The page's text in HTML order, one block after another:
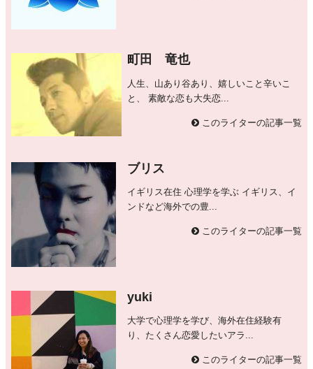
町田 竜也
人生、山あり谷あり、嬉しいこと辛いこ
と、 素敵な恋も大失恋...
このライターの記事一覧
ブリス
イギリス在住 心理学を学ぶ イギリス、イ
ンドなど海外での豊...
このライターの記事一覧
yuki
大学で心理学を学び、海外在住経験有
り、たくさん恋愛したいアラ...
このライターの記事一覧